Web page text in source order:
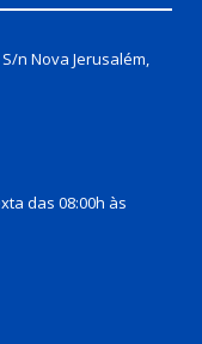
n Nova Jerusalém,
das 08:00h às